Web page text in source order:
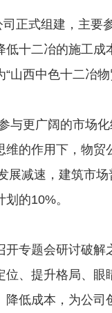
式组建，主要
十二冶的施工成
山西中色十二冶
更广阔的市场化
的作用下，物贸
展减速，建筑市
的10%。
专题会研讨破解
、提升格局、眼
低成本，为公司